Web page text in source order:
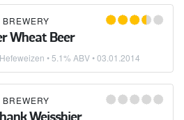
Wheat Beer
• 5.1% ABV •03.01.2014